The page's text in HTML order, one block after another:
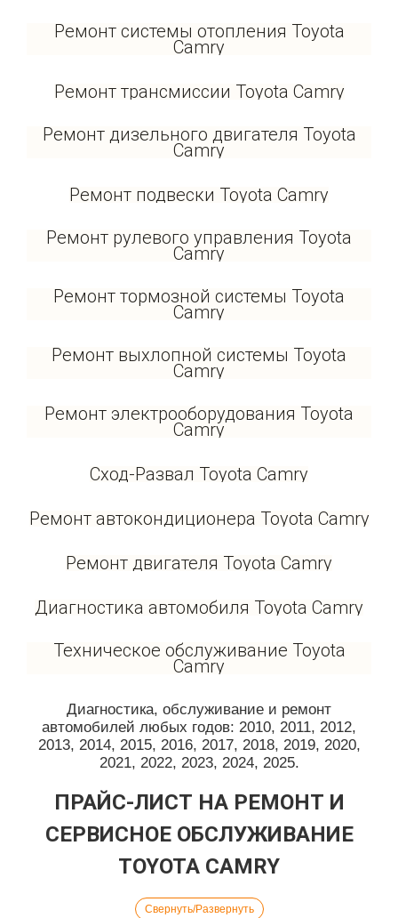
Ремонт системы отопления Toyota
Camry
Ремонт трансмиссии Toyota Camry
Ремонт дизельного двигателя Toyota
Camry
Ремонт подвески Toyota Camry
Ремонт рулевого управления Toyota
Camry
Ремонт тормозной системы Toyota
Camry
Ремонт выхлопной системы Toyota
Camry
Ремонт электрооборудования Toyota
Camry
Сход-Развал Toyota Camry
Ремонт автокондиционера Toyota Camry
Ремонт двигателя Toyota Camry
Диагностика автомобиля Toyota Camry
Техническое обслуживание Toyota
Camry
Диагностика, обслуживание и ремонт
автомобилей любых годов: 2010, 2011, 2012,
2013, 2014, 2015, 2016, 2017, 2018, 2019, 2020,
2021, 2022, 2023, 2024, 2025.
ПРАЙС-ЛИСТ НА РЕМОНТ И
СЕРВИСНОЕ ОБСЛУЖИВАНИЕ
TOYOTA CAMRY
Свернуть/Развернуть